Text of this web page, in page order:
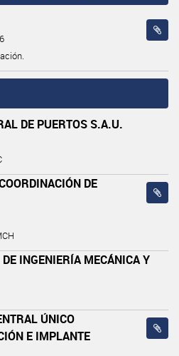
DE PUERTOS S.A.U.
DE
INGENIERÍA MECÁNICA Y
ÚNICO
E IMPLANTE